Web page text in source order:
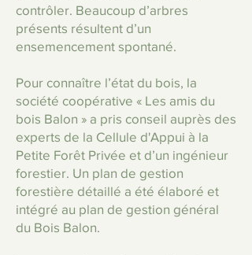
contrôler. Beaucoup d’arbres
présents résultent d’un
ensemencement spontané.
Pour connaître l’état du bois, la
société coopérative « Les amis du
bois Balon » a pris conseil auprès des
experts de la Cellule d'Appui à la
Petite Forêt Privée et d’un ingénieur
forestier. Un plan de gestion
forestière détaillé a été élaboré et
intégré au plan de gestion général
du Bois Balon.